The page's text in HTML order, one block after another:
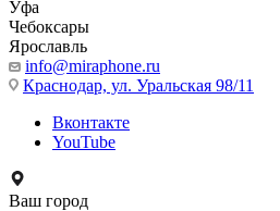
Уфа
Чебоксары
Ярославль
info@miraphone.ru
Краснодар, ул. Уральская 98/11
Вконтакте
YouTube
Ваш город